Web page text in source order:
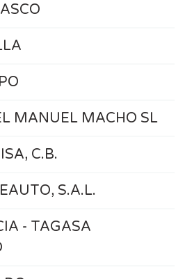
MANUEL MACHO SL
C.B.
S.A.L.
- TAGASA